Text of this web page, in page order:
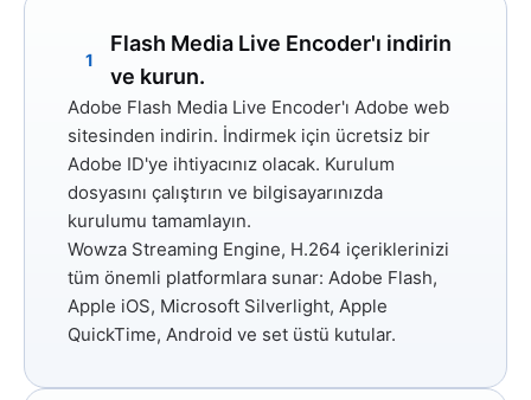
1
Flash Media Live Encoder'ı indirin
ve kurun.
Adobe Flash Media Live Encoder'ı Adobe web
sitesinden indirin. İndirmek için ücretsiz bir
Adobe ID'ye ihtiyacınız olacak. Kurulum
dosyasını çalıştırın ve bilgisayarınızda
kurulumu tamamlayın.
Wowza Streaming Engine, H.264 içeriklerinizi
tüm önemli platformlara sunar: Adobe Flash,
Apple iOS, Microsoft Silverlight, Apple
QuickTime, Android ve set üstü kutular.